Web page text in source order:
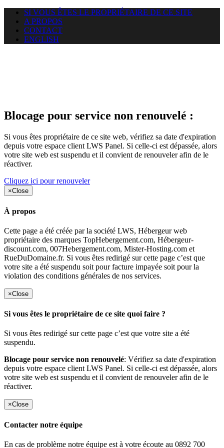
SI VOUS ÊTES LE PROPRIÉTAIRE DE CE SITE
A PROPOS
CONTACT
ENGLISH
Blocage pour service non renouvelé :
Si vous êtes propriétaire de ce site web, vérifiez sa date d'expiration
depuis votre espace client LWS Panel. Si celle-ci est dépassée, alors
votre site web est suspendu et il convient de renouveler afin de le
réactiver.
Cliquez ici pour renouveler
×Close
À propos
Cette page a été créée par la société LWS, Hébergeur web
propriétaire des marques TopHebergement.com, Hébergeur-
discount.com, 007Hebergement.com, Mister-Hosting.com et
RueDuDomaine.fr. Si vous êtes redirigé sur cette page c’est que
votre site a été suspendu soit pour facture impayée soit pour la
violation des conditions générales de nos services.
×Close
Si vous êtes le propriétaire de ce site quoi faire ?
Si vous êtes redirigé sur cette page c’est que votre site a été
suspendu.
Blocage pour service non renouvelé: Vérifiez sa date d'expiration
depuis votre espace client LWS Panel. Si celle-ci est dépassée, alors
votre site web est suspendu et il convient de renouveler afin de le
réactiver.
×Close
Contacter notre équipe
En cas de problème notre équipe est à votre écoute au 0892 700